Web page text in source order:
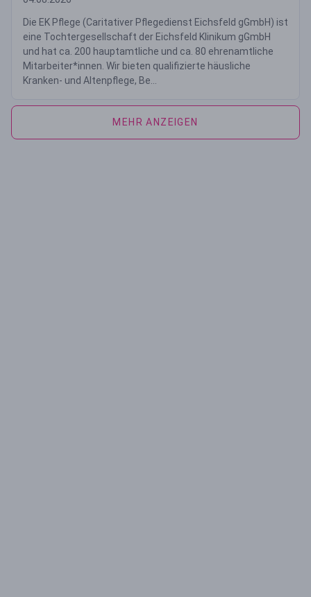
Die EK Pflege (Caritativer Pflegedienst Eichsfeld gGmbH) ist
eine Tochtergesellschaft der Eichsfeld Klinikum gGmbH
und hat ca. 200 hauptamtliche und ca. 80 ehrenamtliche
Mitarbeiter*innen. Wir bieten qualifizierte häusliche
Kranken- und Altenpflege, Be...
MEHR ANZEIGEN